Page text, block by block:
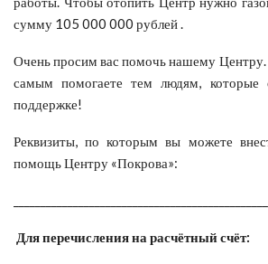
сумму 105 000 000 рублей .
Очень просим вас помочь нашему
самым помогаете тем людям, которые
поддержке!
Реквизиты, по которым вы можете
помощь Центру «Покрова»:
Для перечисления на расчётный счёт: